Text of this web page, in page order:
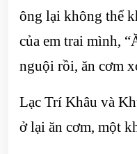
ông lại không thể
của em trai mình,
nguội rồi, ăn cơm
Lạc Trí Khâu và
ở lại ăn cơm, một